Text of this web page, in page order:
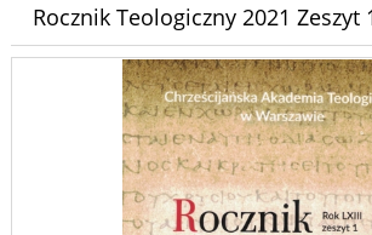
Rocznik Teologiczny 2021 Zeszyt